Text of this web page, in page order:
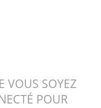
VOUS SOYEZ
POUR